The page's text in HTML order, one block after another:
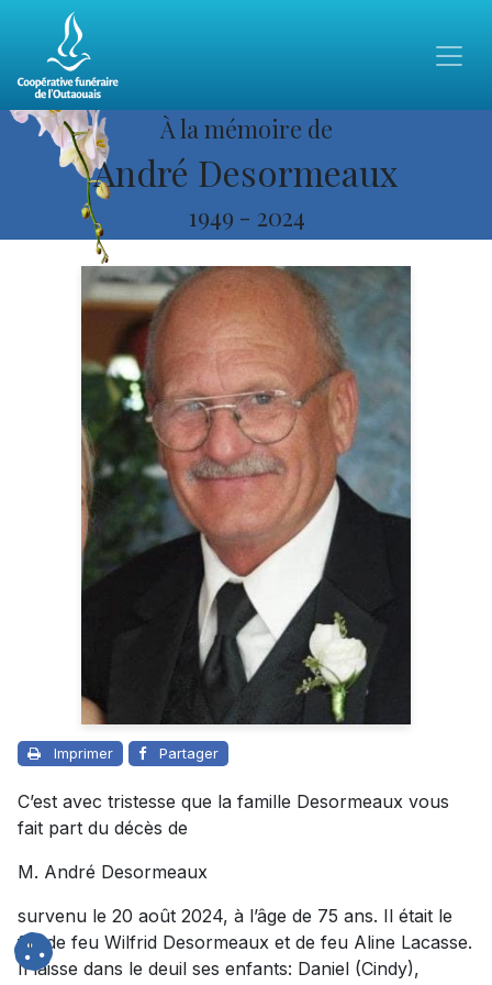
À la mémoire de
André Desormeaux
1949 - 2024
Imprimer Partager
C’est avec tristesse que la famille Desormeaux vous
fait part du décès de
M. André Desormeaux
survenu le 20 août 2024, à l’âge de 75 ans. Il était le
fils de feu Wilfrid Desormeaux et de feu Aline Lacasse.
Il laisse dans le deuil ses enfants: Daniel (Cindy),